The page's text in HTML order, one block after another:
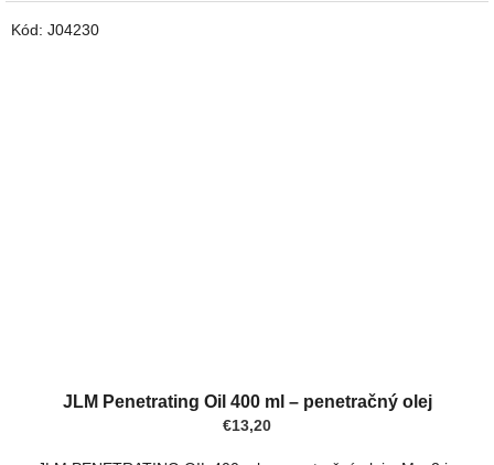
JLM Penetrating Oil 400 ml – penetračný olej
€13,20
Kód: J04230